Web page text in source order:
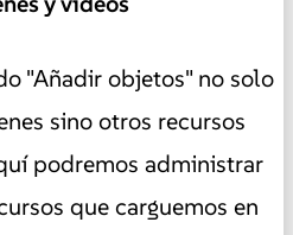
"Añadir objetos" no solo
sino otros recursos
podremos administrar
que carguemos en